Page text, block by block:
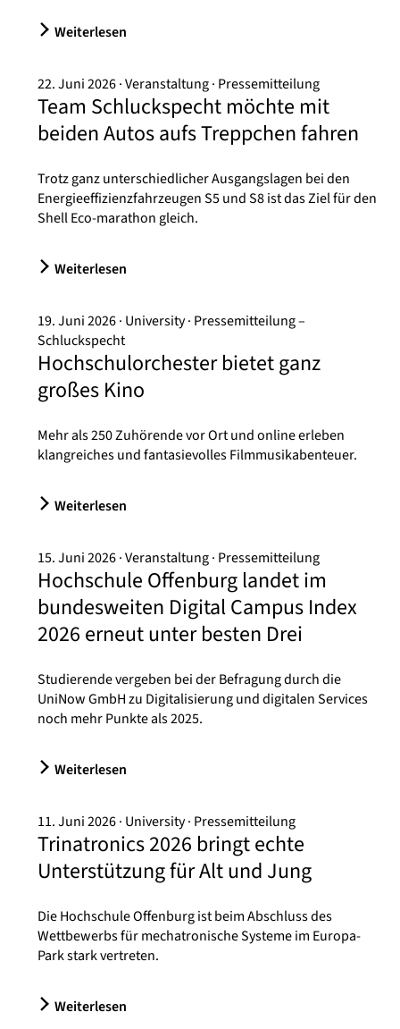
Weiterlesen
22. Juni 2026 Veranstaltung Pressemitteilung
Team Schluckspecht möchte mit
beiden Autos aufs Treppchen fahren
Trotz ganz unterschiedlicher Ausgangslagen bei den
Energieeffizienzfahrzeugen S5 und S8 ist das Ziel für den
Shell Eco-marathon gleich.
Weiterlesen
19. Juni 2026 University Pressemitteilung –
Schluckspecht
Hochschulorchester bietet ganz
großes Kino
Mehr als 250 Zuhörende vor Ort und online erleben
klangreiches und fantasievolles Filmmusikabenteuer.
Weiterlesen
15. Juni 2026 Veranstaltung Pressemitteilung
Hochschule Offenburg landet im
bundesweiten Digital Campus Index
2026 erneut unter besten Drei
Studierende vergeben bei der Befragung durch die
UniNow GmbH zu Digitalisierung und digitalen Services
noch mehr Punkte als 2025.
Weiterlesen
11. Juni 2026 University Pressemitteilung
Trinatronics 2026 bringt echte
Unterstützung für Alt und Jung
Die Hochschule Offenburg ist beim Abschluss des
Wettbewerbs für mechatronische Systeme im Europa-
Park stark vertreten.
Weiterlesen